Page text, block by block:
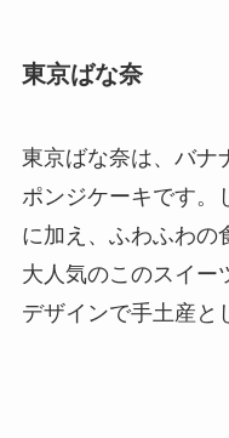
東京ばな奈
東京ばな奈は、バナ
ポンジケーキです。
に加え、ふわふわの
大人気のこのスイー
デザインで手土産と